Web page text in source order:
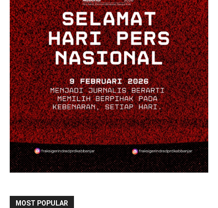
MOST POPULAR